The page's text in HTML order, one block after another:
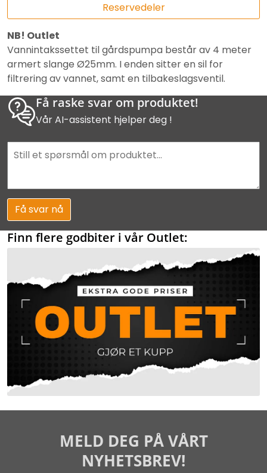
Reservedeler
NB! Outlet
Vannintakssettet til gårdspumpa består av 4 meter
armert slange Ø25mm. I enden sitter en sil for
filtrering av vannet, samt en tilbakeslagsventil.
Få raske svar om produktet!
Vår AI-assistent hjelper deg !
Få svar nå
Finn flere godbiter i vår Outlet:
MELD DEG PÅ VÅRT
NYHETSBREV!